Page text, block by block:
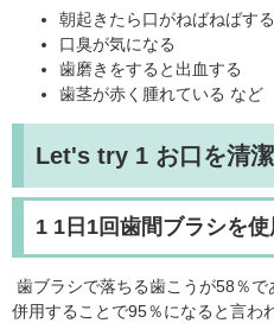
朝起きたら口がねばねばする
口臭が気になる
歯磨きをすると出血する
歯茎が赤く腫れている など
Let's try 1 お口を清
1 1日1回歯間ブラシを使
歯ブラシで落ちる歯こうが58％
併用することで95％になると言わ